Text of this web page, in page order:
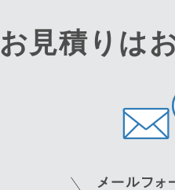
お見積りは